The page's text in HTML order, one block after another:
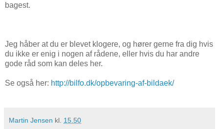
bagest.
Jeg håber at du er blevet klogere, og hører gerne fra dig hvis
du ikke er enig i nogen af rådene, eller hvis du har andre
gode råd som kan deles her.
Se også her: http://bilfo.dk/opbevaring-af-bildaek/
Martin Jensen kl. 15.50